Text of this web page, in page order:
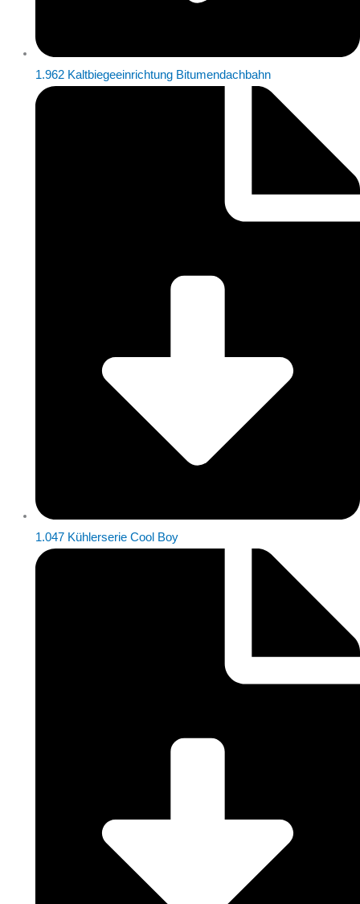
1.962 Kaltbiegeeinrichtung Bitumendachbahn
1.047 Kühlerserie Cool Boy